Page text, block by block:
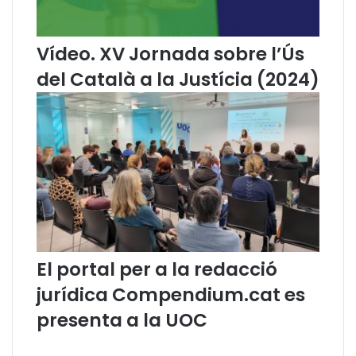
é
s
d
e
c
a
u
r
e
e
l
1
4
,
5
a
e
O
r
t
a
f
i
a
c
l
n
Vídeo. XV Jornada sobre l’Ús
del Català a la Justícia (2024)
El portal per a la redacció
jurídica Compendium.cat es
presenta a la UOC